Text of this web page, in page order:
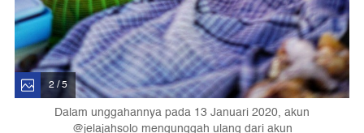
2 / 5
Dalam unggahannya pada 13 Januari 2020, akun
@jelajahsolo mengunggah ulang dari akun